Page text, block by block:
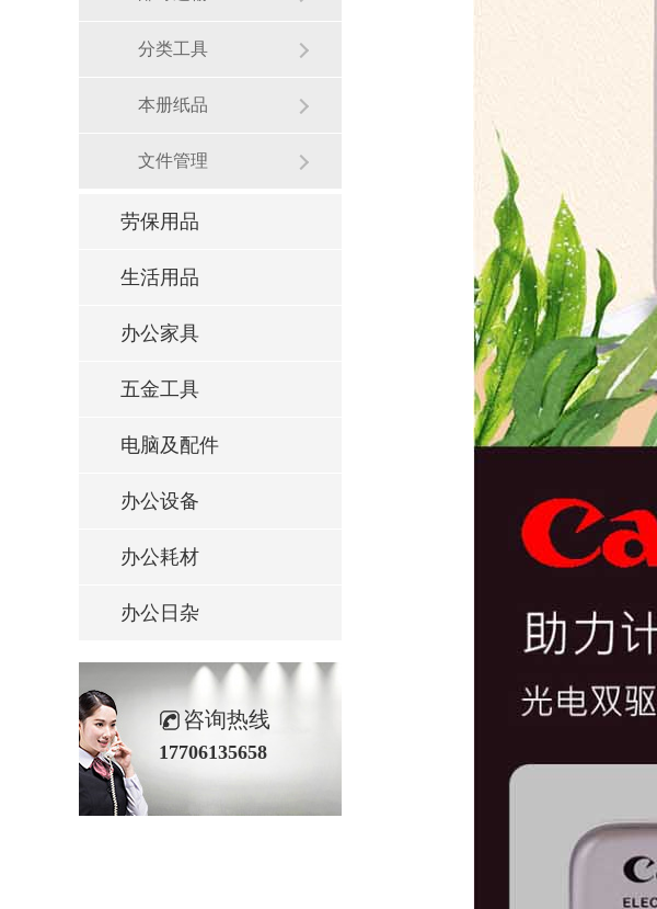
分类工具
本册纸品
文件管理
劳保用品
生活用品
办公家具
五金工具
电脑及配件
办公设备
办公耗材
办公日杂
咨询热线
17706135658